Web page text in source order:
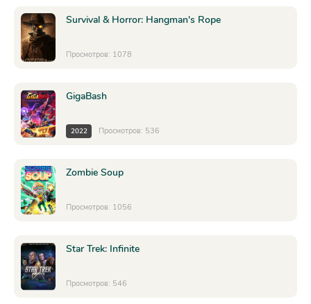
Survival & Horror: Hangman's Rope
Просмотров: 1078
GigaBash
2022 Просмотров: 536
Zombie Soup
Просмотров: 1056
Star Trek: Infinite
Просмотров: 546